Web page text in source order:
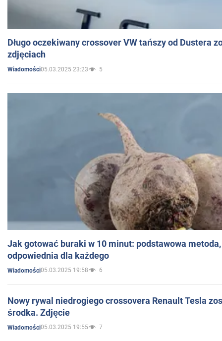
Długo oczekiwany crossover VW tańszy od Dustera
zdjęciach
Wiadomości05.03.2025 23:23 5
Jak gotować buraki w 10 minut: podstawowa
odpowiednia dla każdego
Wiadomości05.03.2025 19:58 6
Nowy rywal niedrogiego crossovera Renault Tesla
środka. Zdjęcie
Wiadomości05.03.2025 19:55 7